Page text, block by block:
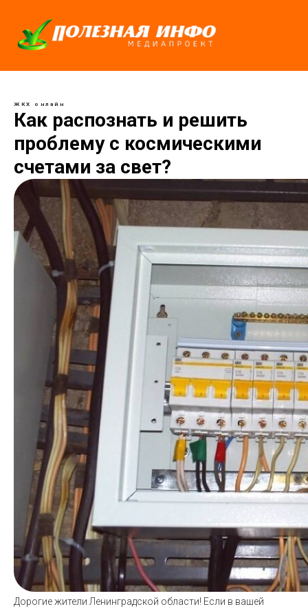
ЖКХ онлайн
Как распознать и решить
проблему с космическими
счетами за свет?
Дорогие жители Ленинградской области! Если в вашей